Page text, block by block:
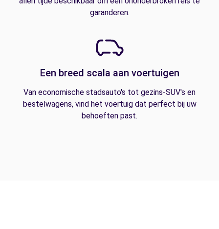
garanderen.
Een breed scala aan voertuigen
Van economische stadsauto's tot gezins-SUV's en
bestelwagens, vind het voertuig dat perfect bij uw
behoeften past.